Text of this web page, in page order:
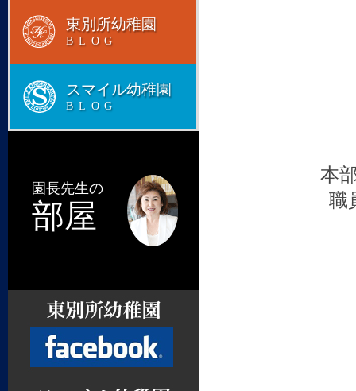
本
職
東別所幼稚園
BLOG
スマイル幼稚園
BLOG
園長先生の
部屋